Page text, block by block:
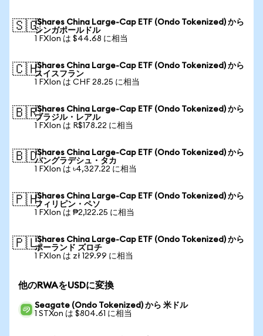
🇸🇬iShares China Large-Cap ETF (Ondo Tokenized) から
シンガポールドル
1 FXIon は $44.68 に相当
🇨🇭iShares China Large-Cap ETF (Ondo Tokenized) から
スイスフラン
1 FXIon は CHF 28.25 に相当
🇧🇷iShares China Large-Cap ETF (Ondo Tokenized) から
ブラジル・レアル
1 FXIon は R$178.22 に相当
🇧🇩iShares China Large-Cap ETF (Ondo Tokenized) から
バングラデシュ・タカ
1 FXIon は ৳4,327.22 に相当
🇵🇭iShares China Large-Cap ETF (Ondo Tokenized) から
フィリピン・ペソ
1 FXIon は ₱2,122.25 に相当
🇵🇱iShares China Large-Cap ETF (Ondo Tokenized) から
ポーランド ズロチ
1 FXIon は zł 129.99 に相当
他のRWAをUSDに変換
Seagate (Ondo Tokenized) から 米ドル
1 STXon は $804.61 に相当